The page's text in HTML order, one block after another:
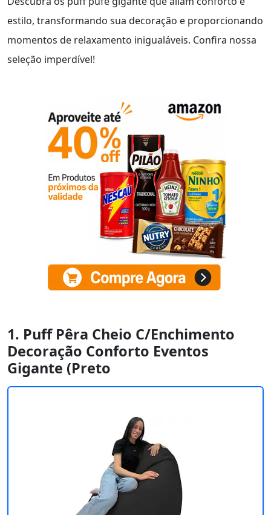
estilo, transformando sua decoração e proporcionando
momentos de relaxamento inigualáveis. Confira nossa
seleção imperdível!
1. Puff Pêra Cheio C/Enchimento
Decoração Conforto Eventos
Gigante (Preto